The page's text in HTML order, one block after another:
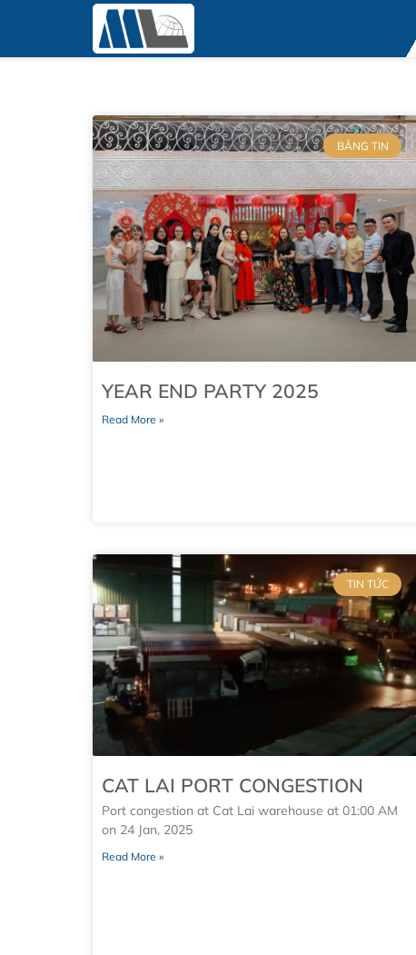
BẢNG TIN
YEAR END PARTY 2025
Read More »
TIN TỨC
CAT LAI PORT CONGESTION
Port congestion at Cat Lai warehouse at 01:00 AM
on 24 Jan, 2025
Read More »